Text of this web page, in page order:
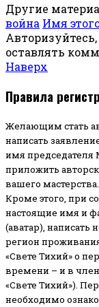
Другие
война Имя
оставлять
Наверх
Правила
Желающим стать
написать
имя председателя
приложить
вашего
Кроме этого, при
настоящие имя и
(аватар), написать
регион
«Свете Тихий» о
времени – и в
«Свете Тихий»).
необходимо